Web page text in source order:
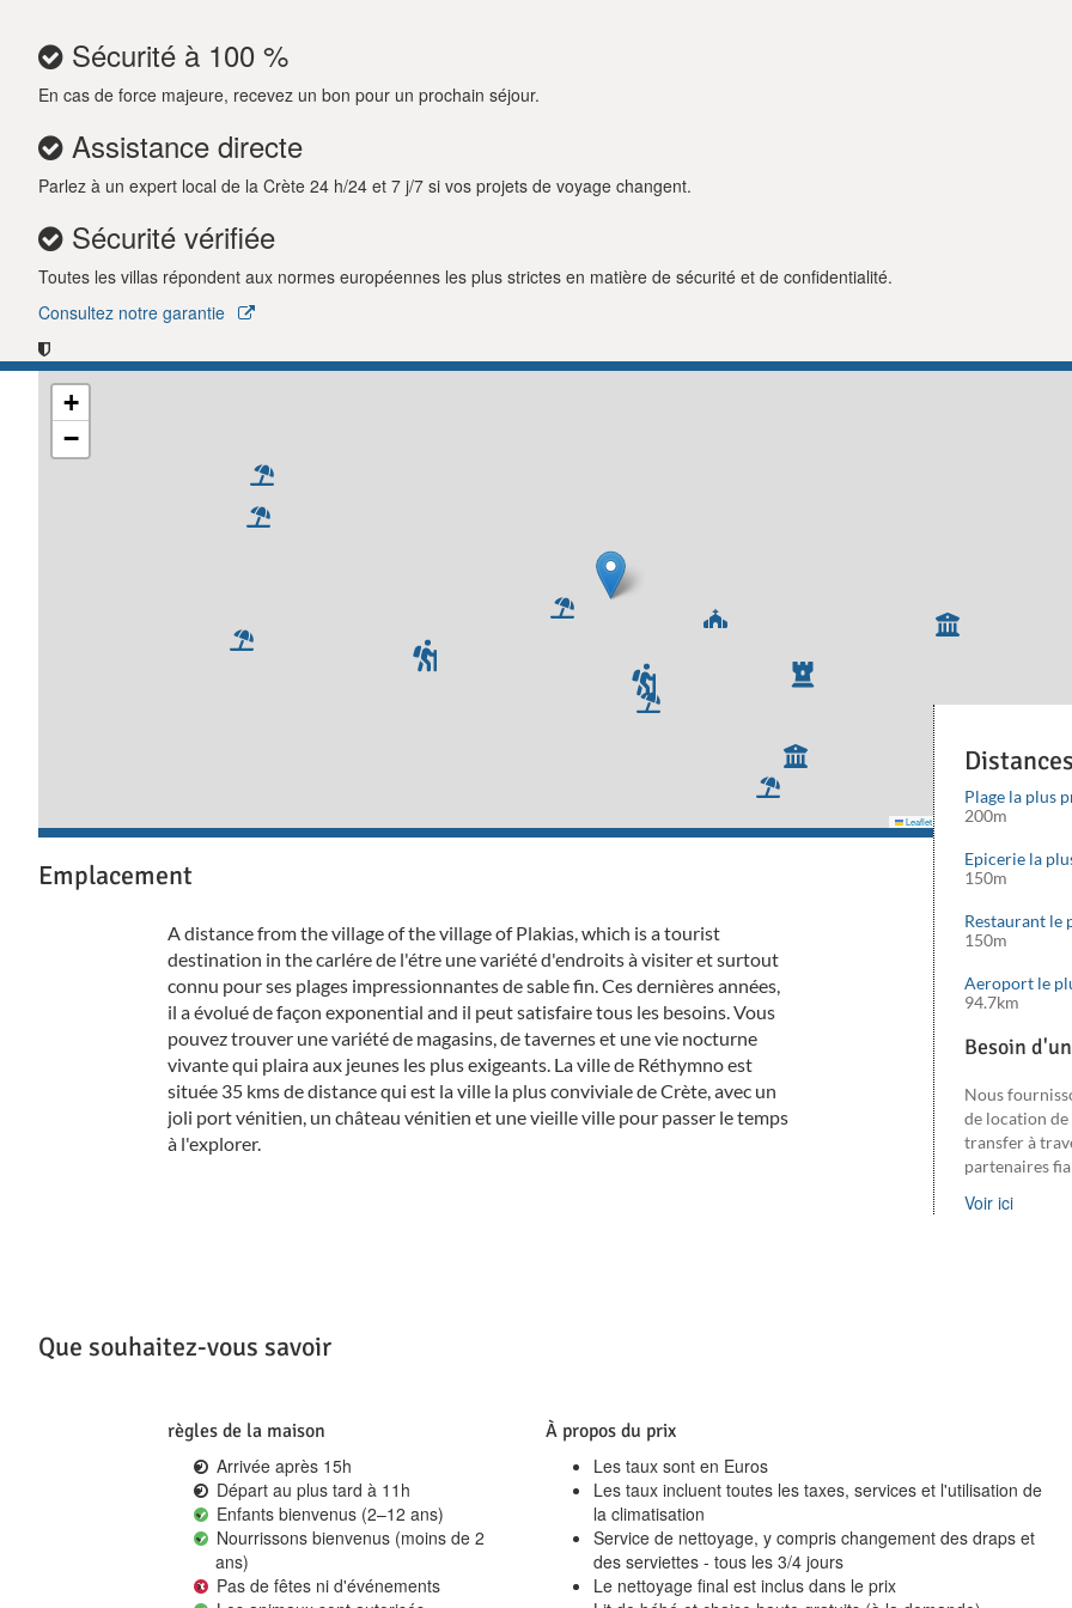
Sécurité à 100 %
En cas de force majeure, recevez un bon pour un prochain séjour.
Assistance directe
Parlez à un expert local de la Crète 24 h/24 et 7 j/7 si vos projets de voyage changent.
Sécurité vérifiée
Toutes les villas répondent aux normes européennes les plus strictes en matière de sécurité et de confidentialité.
Consultez notre garantie
+
−
Leaflet Mapbox©OpenStreetMap
Emplacement
A distance from the village of the village of Plakias, which is a tourist
destination in the carlére de l'étre une variété d'endroits à visiter et surtout
connu pour ses plages impressionnantes de sable fin.Ces dernières années,
il a évolué de façon exponential and il peut satisfaire tous les besoins.Vous
pouvez trouver une variété de magasins, de tavernes et une vie nocturne
vivante qui plaira aux jeunes les plus exigeants. La ville de Réthymno est
située 35 kms de distance qui est la ville la plus conviviale de Crète, avec un
joli port vénitien, un château vénitien et une vieille ville pour passer le temps
à l'explorer.
Plage la plus
200m
Epicerie la
150m
Restaurant le
150m
Aeroport le
94.7km
Besoin
Nous
de location
transfer à
partenaires
Voir ici
Que souhaitez-vous savoir
règles de la maison
Arrivée après 15h
Départ au plus tard à 11h
Enfants bienvenus (2–12 ans)
Nourrissons bienvenus (moins de 2
ans)
Pas de fêtes ni d'événements
À propos du prix
Les taux sont en Euros
Les taux incluent toutes les taxes, services et l'utilisation de
la climatisation
Service de nettoyage, y compris changement des draps et
des serviettes - tous les 3/4 jours
Le nettoyage final est inclus dans le prix